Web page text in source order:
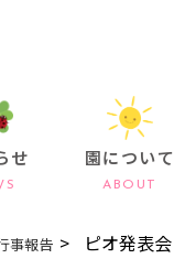
せ 園について
ABOUT
事報告 ピオ発表会